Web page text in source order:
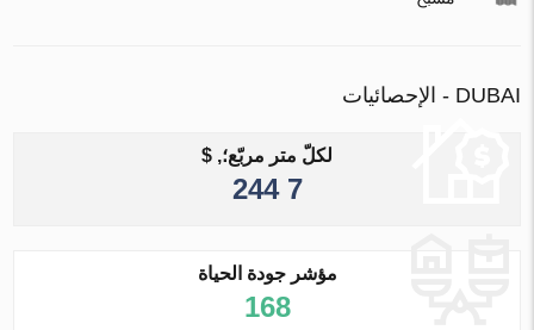
DUBAI - الإحصائيات
لكلّ متر مربّع؛, $
7 244
مؤشر جودة الحياة
168